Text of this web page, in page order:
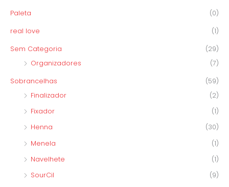
Paleta (0)
real love (1)
Sem Categoria
(29)
Organizadores
(7)
Sobrancelhas
(59)
Finalizador
(2)
Fixador
(1)
Henna
(30)
Menela
(1)
Navelhete
(1)
SourCil
(9)